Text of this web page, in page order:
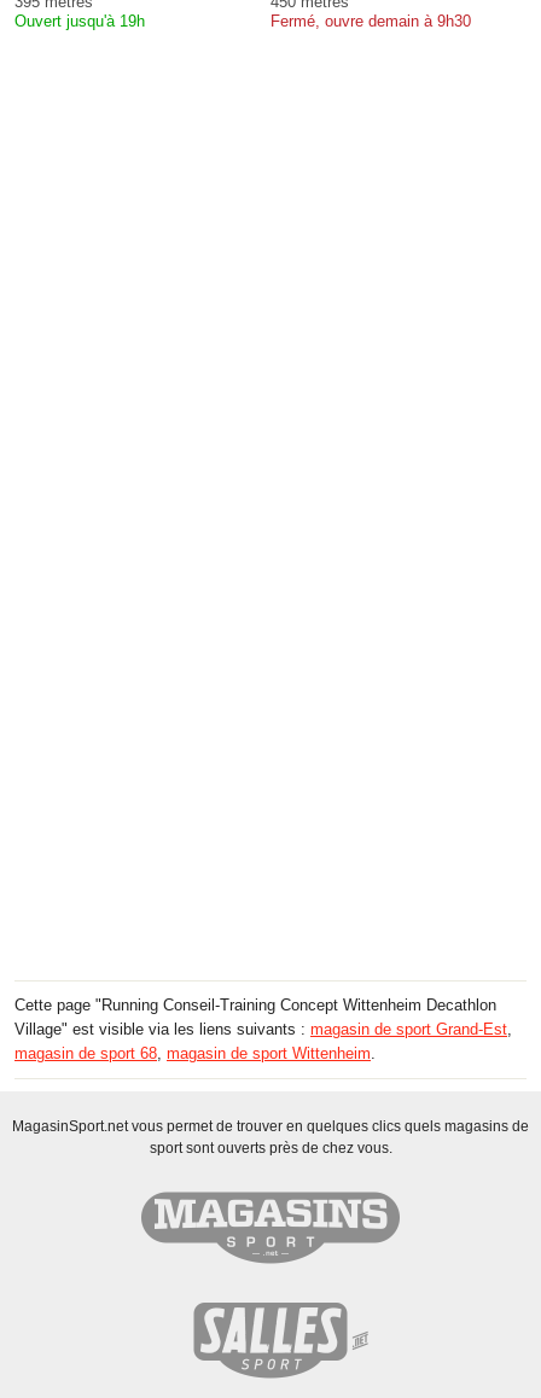
Ouvert jusqu'à 19h
Fermé, ouvre demain à 9h30
Cette page "Running Conseil-Training Concept Wittenheim Decathlon
Village" est visible via les liens suivants : magasin de sport Grand-Est
magasin de sport 68 magasin de sport Wittenheim
MagasinSport.net vous permet de trouver en quelques clics quels magasins de
sport sont ouverts près de chez vous.